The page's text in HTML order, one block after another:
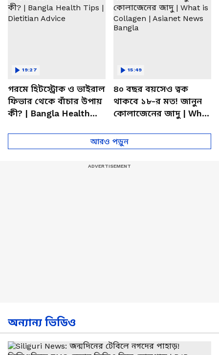
গরমে হিটস্ট্রোক ও ভাইরাল
ফিভার থেকে বাঁচার উপায়
কী? | Bangla Health
19:27
৪০ বছর বয়সেও ত্বক
থাকবে ১৮-র মত! জানুন
কোলাজেনের জাদু | What
News Bangla
15:49
আরও পড়ুন
অন্যান্য ভিডিও